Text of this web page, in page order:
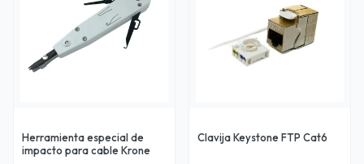
Herramienta especial de
impacto para cable Krone
Clavija Keystone FTP Cat6